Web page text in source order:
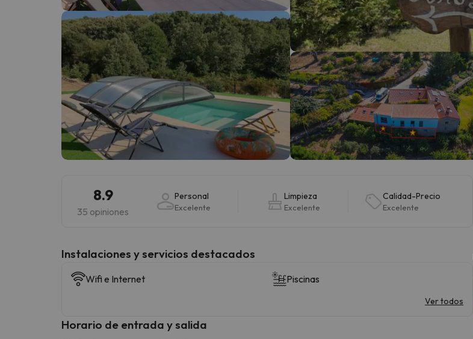
¡Vaya! Parece que nuestro buscador ha perdido el norte. En cuanto encuentre su brújula vuelve.
8.9
35 opiniones
Personal
Excelente
Limpieza
Excelente
Calidad-Precio
Excelente
Instalaciones y servicios destacados
Wifi e Internet Piscinas
Ver todos
Horario de entrada y salida